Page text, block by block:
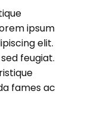
ipsum
elit.
feugiat.
fames ac